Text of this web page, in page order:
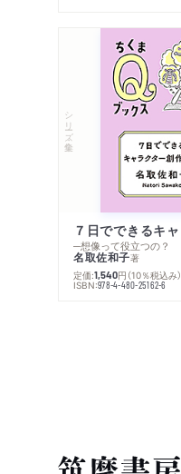
シリーズ・全集
─想像って役立つの？
名取佐和子著
定価:1,540円 （10％税込み）
ISBN:978-4-480-25162-6